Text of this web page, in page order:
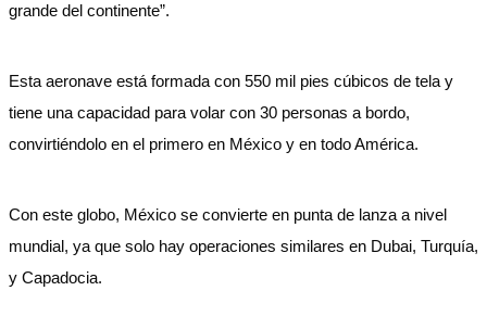
grande del continente”.
Esta aeronave está formada con 550 mil pies cúbicos de tela y
tiene una capacidad para volar con 30 personas a bordo,
convirtiéndolo en el primero en México y en todo América.
Con este globo, México se convierte en punta de lanza a nivel
mundial, ya que solo hay operaciones similares en Dubai, Turquía,
y Capadocia.